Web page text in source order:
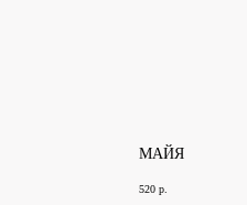
МАЙЯ
520 р.